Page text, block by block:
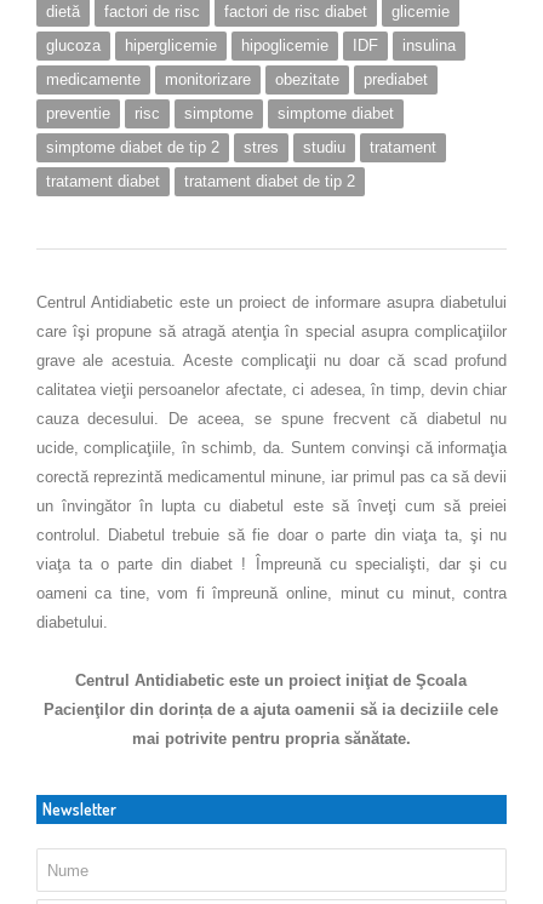
dietă
factori de risc factori de risc diabet
glicemie
glucoza
hiperglicemie hipoglicemie IDF
insulina
medicamente
monitorizare obezitate
prediabet
preventie
risc simptome
simptome diabet
simptome diabet de tip 2
stres studiu
tratament
tratament diabet
tratament diabet de tip 2
Centrul Antidiabetic este un proiect de informare asupra diabetului
care îşi propune să atragă atenţia în special asupra complicaţiilor
grave ale acestuia. Aceste complicaţii nu doar că scad profund
calitatea vieţii persoanelor afectate, ci adesea, în timp, devin chiar
cauza decesului. De aceea, se spune frecvent că diabetul nu
ucide, complicaţiile, în schimb, da. Suntem convinşi că informaţia
corectă reprezintă medicamentul minune, iar primul pas ca să devii
un învingător în lupta cu diabetul este să înveţi cum să preiei
controlul. Diabetul trebuie să fie doar o parte din viaţa ta, şi nu
viaţa ta o parte din diabet ! Împreună cu specialişti, dar şi cu
oameni ca tine, vom fi împreună online, minut cu minut, contra
diabetului.
Centrul Antidiabetic este un proiect iniţiat de Şcoala
Pacienţilor din dorința de a ajuta oamenii să ia deciziile cele
mai potrivite pentru propria sănătate.
Newsletter